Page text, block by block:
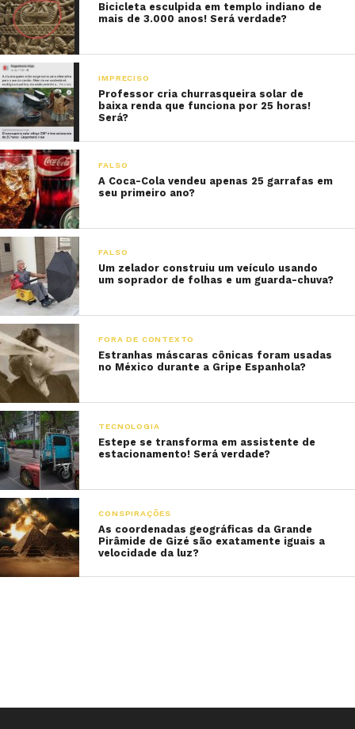
Bicicleta esculpida em templo indiano de
mais de 3.000 anos! Será verdade?
IMPRECISO
Professor cria churrasqueira solar de
baixa renda que funciona por 25 horas!
Será?
FALSO
A Coca-Cola vendeu apenas 25 garrafas em
seu primeiro ano?
FALSO
Um zelador construiu um veículo usando
um soprador de folhas e um guarda-chuva?
FORA DE CONTEXTO
Estranhas máscaras cônicas foram usadas
no México durante a Gripe Espanhola?
TECNOLOGIA
Estepe se transforma em assistente de
estacionamento! Será verdade?
CONSPIRAÇÕES
As coordenadas geográficas da Grande
Pirâmide de Gizé são exatamente iguais a
velocidade da luz?